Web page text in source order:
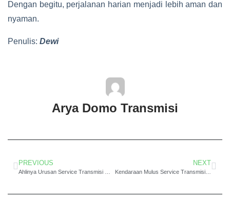
Dengan begitu, perjalanan harian menjadi lebih aman dan
nyaman.
Penulis: Dewi
Arya Domo Transmisi
PREVIOUS NEXT
Kendaraan Mulus Service Transmisi Matic Sienta Jakarta Barat Tanpa Masalah